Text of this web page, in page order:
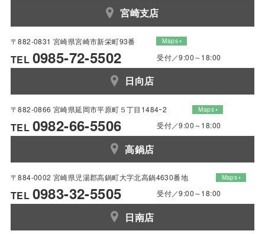
宮崎支店
〒882-0831 宮崎県宮崎市新栄町93番 Maps
TEL 0985-72-5502 受付／9:00～18:00
日向店
〒882-0866 宮崎県延岡市平原町５丁目1484ｰ2 Maps
TEL 0982-66-5506 受付／9:00～18:00
高鍋店
〒884-0002 宮崎県児湯郡高鍋町大字北高鍋4630番地 Maps
TEL 0983-32-5505 受付／9:00～18:00
日南店